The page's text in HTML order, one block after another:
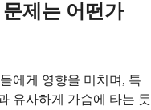
제는 어떤가
에게 영향을 미치며, 특
유사하게 가슴에 타는 듯